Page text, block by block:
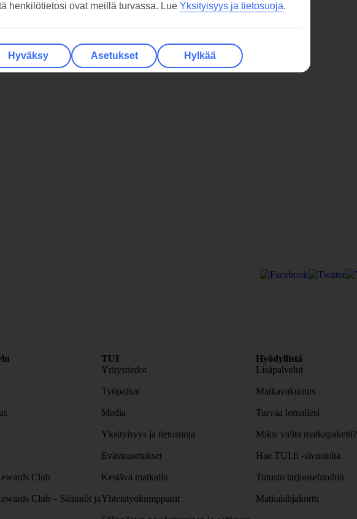
Club
Club – Säännöt ja
TUI
Yritystiedot
Työpaikat
Media
Yksityisyys ja tietosuoja
Evästeasetukset
Kestävä matkailu
Yhteistyökumppanit
Hyödyllistä
Lisäpalvelut
Matkavakuutus
Turvaa lomallesi
Miksi valita matkapaketti?
Hae TUI.fi -sivustolta
Tutustu tarjousehtoihin
Matkalahjakortti
henkilötietosi ovat meillä turvassa. Lue Yksityisyys ja tietosuoja.
Hyväksy Asetukset Hylkää